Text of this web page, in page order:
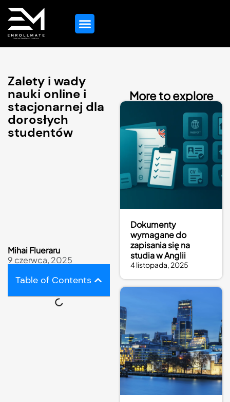
Zalety i wady
nauki online i
stacjonarnej dla
dorosłych
studentów
Mihai Flueraru
9 czerwca, 2025
Table of Contents
More to explore
Dokumenty
wymagane do
zapisania się na
studia w Anglii
4 listopada, 2025